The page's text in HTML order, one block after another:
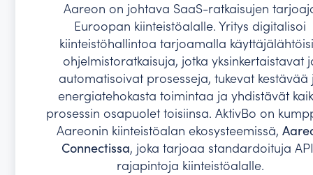
Aareon on johtava SaaS-ratkaisujen
Euroopan kiinteistöalalle. Yritys digitalisoi
kiinteistöhallintoa tarjoamalla
ohjelmistoratkaisuja, jotka yksinkertaistavat
automatisoivat prosesseja, tukevat kestävää
energiatehokasta toimintaa ja yhdistävät
prosessin osapuolet toisiinsa. AktivBo on
Aareonin kiinteistöalan ekosysteemissä,
Connectissa, joka tarjoaa standardoituja
rajapintoja kiinteistöalalle.